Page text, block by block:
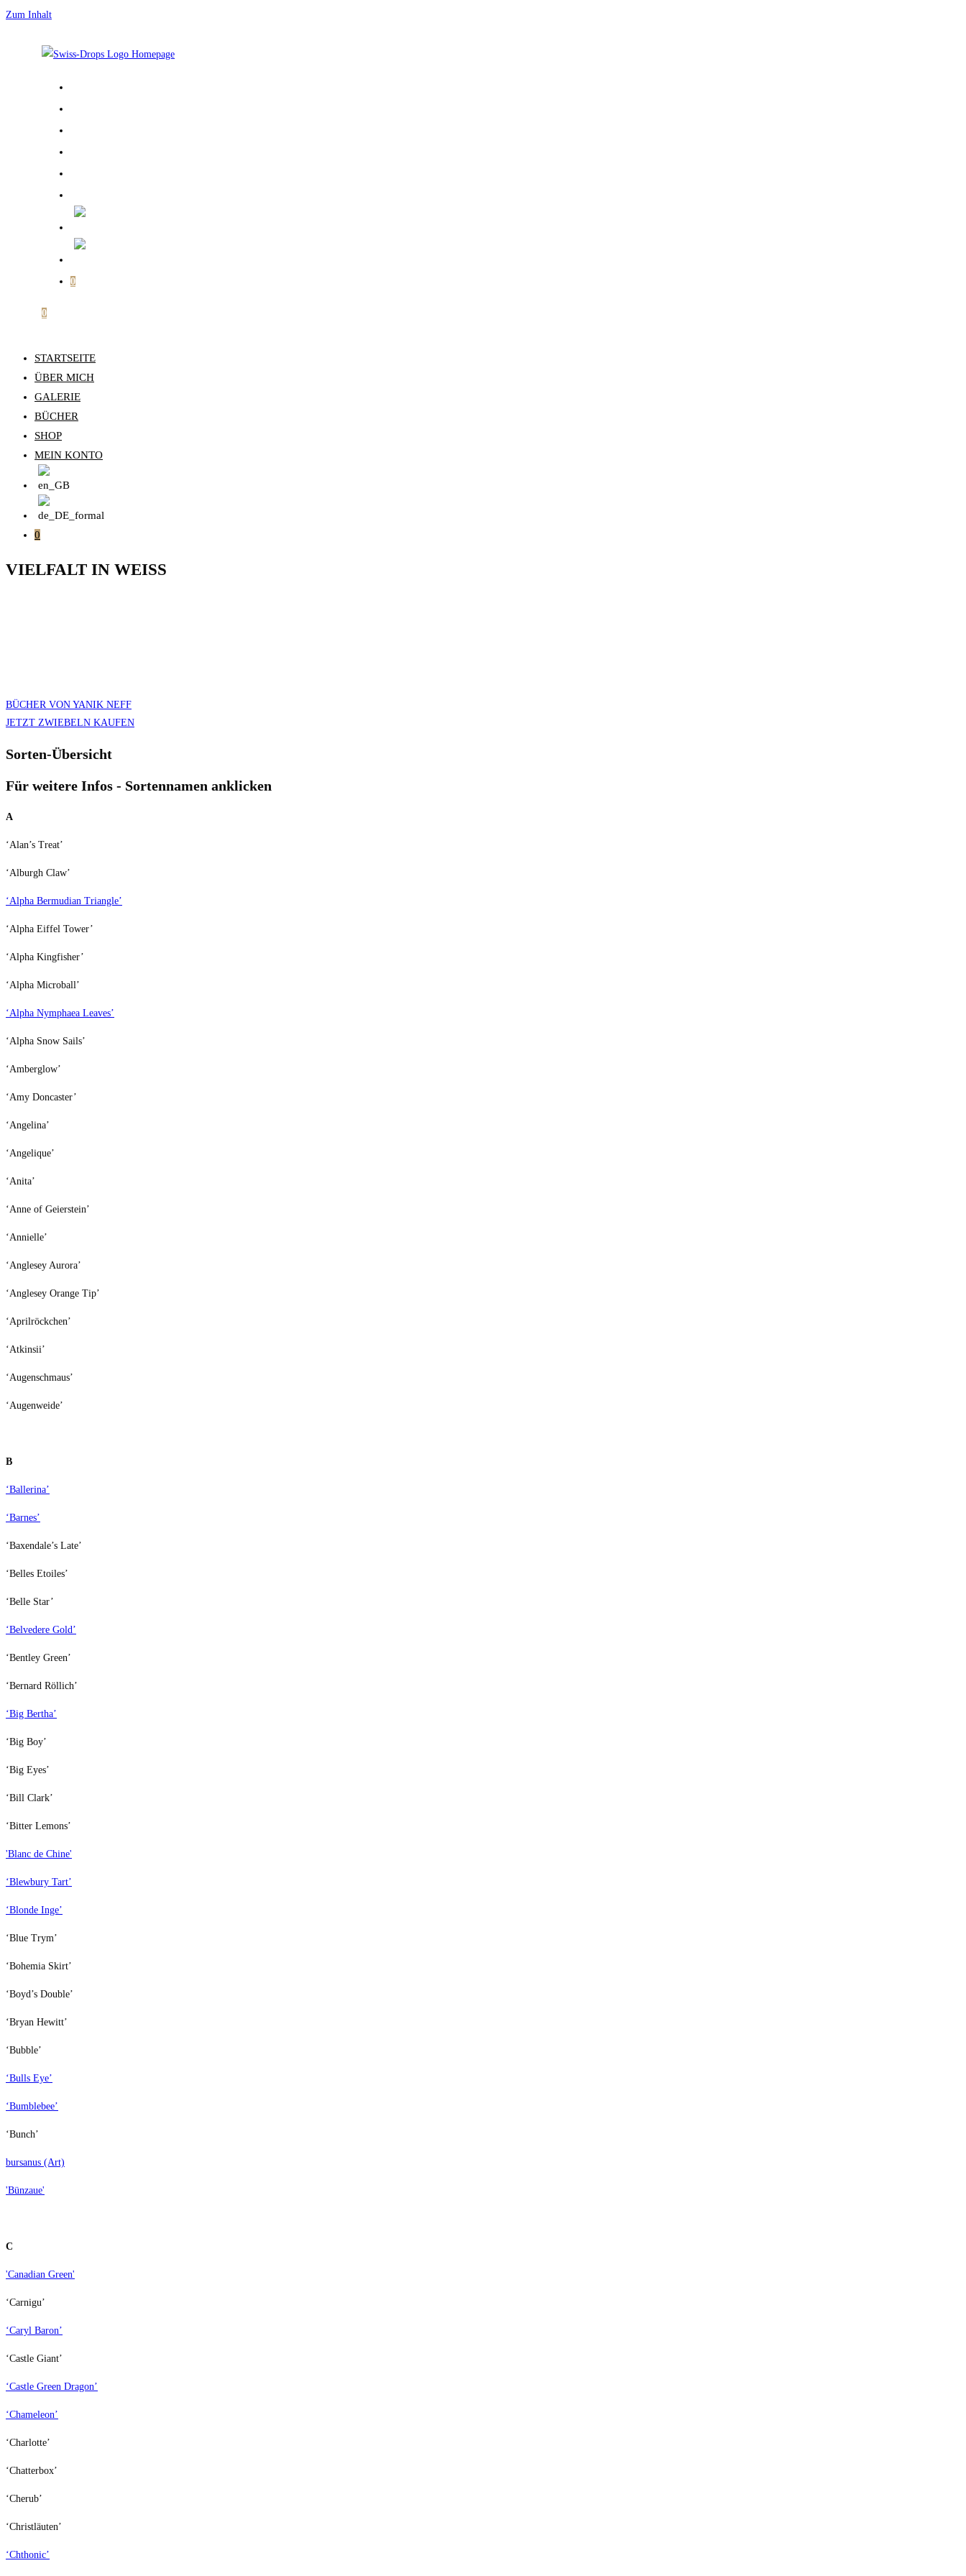
Zum Inhalt
0
0
STARTSEITE
ÜBER MICH
GALERIE
BÜCHER
SHOP
MEIN KONTO
0
VIELFALT IN WEISS
BÜCHER VON YANIK NEFF
JETZT ZWIEBELN KAUFEN
Sorten-Übersicht
Für weitere Infos - Sortennamen anklicken
A
‘Alan’s Treat’
‘Alburgh Claw’
‘Alpha Bermudian Triangle’
‘Alpha Eiffel Tower’
‘Alpha Kingfisher’
‘Alpha Microball’
‘Alpha Nymphaea Leaves’
‘Alpha Snow Sails’
‘Amberglow’
‘Amy Doncaster’
‘Angelina’
‘Angelique’
‘Anita’
‘Anne of Geierstein’
‘Annielle’
‘Anglesey Aurora’
‘Anglesey Orange Tip’
‘Aprilröckchen’
‘Atkinsii’
‘Augenschmaus’
‘Augenweide’
B
‘Ballerina’
‘Barnes’
‘Baxendale’s Late’
‘Belles Etoiles’
‘Belle Star’
‘Belvedere Gold’
‘Bentley Green’
‘Bernard Röllich’
‘Big Bertha’
‘Big Boy’
‘Big Eyes’
‘Bill Clark’
‘Bitter Lemons’
'Blanc de Chine'
‘Blewbury Tart’
‘Blonde Inge’
‘Blue Trym’
‘Bohemia Skirt’
‘Boyd’s Double’
‘Bryan Hewitt’
‘Bubble’
‘Bulls Eye’
‘Bumblebee’
‘Bunch’
bursanus (Art)
'Bünzaue'
C
'Canadian Green'
‘Carnigu’
‘Caryl Baron’
‘Castle Giant’
‘Castle Green Dragon’
‘Chameleon’
‘Charlotte’
‘Chatterbox’
‘Cherub’
‘Christläuten’
‘Chthonic’